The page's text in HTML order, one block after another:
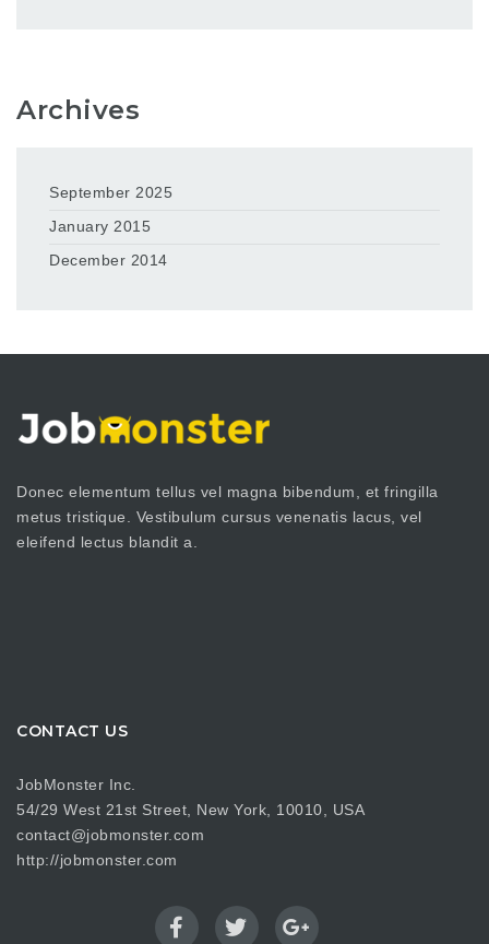
Archives
September 2025
January 2015
December 2014
Donec elementum tellus vel magna bibendum, et fringilla
metus tristique. Vestibulum cursus venenatis lacus, vel
eleifend lectus blandit a.
CONTACT US
JobMonster Inc.
54/29 West 21st Street, New York, 10010, USA
contact@jobmonster.com
http://jobmonster.com